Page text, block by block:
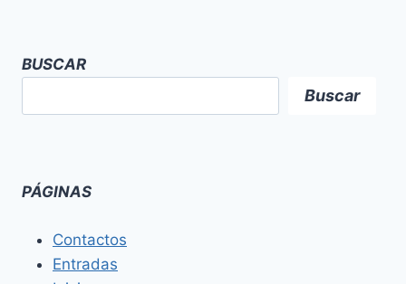
BUSCAR
Buscar
PÁGINAS
Contactos
Entradas